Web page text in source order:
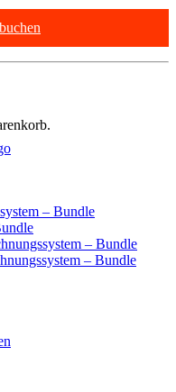
– Bundle
– Bundle
– Bundle